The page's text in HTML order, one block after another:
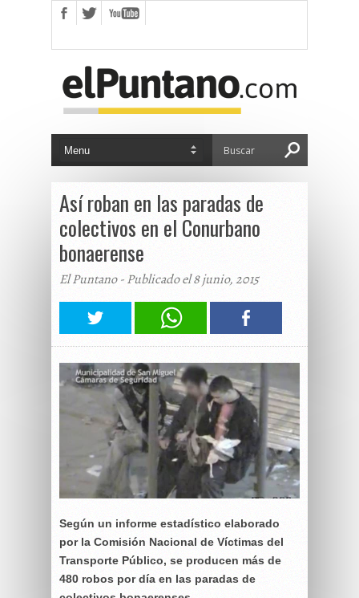
Así roban en las paradas de
colectivos en el Conurbano
bonaerense
El Puntano - Publicado el 8 junio, 2015
Según un informe estadístico elaborado
por la Comisión Nacional de Víctimas del
Transporte Público, se producen más de
480 robos por día en las paradas de